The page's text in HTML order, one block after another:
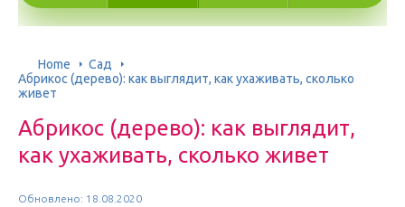
Home
Сад
Абрикос (дерево): как выглядит, как ухаживать, сколько
живет
Абрикос (дерево): как выглядит,
как ухаживать, сколько живет
Обновлено: 18.08.2020